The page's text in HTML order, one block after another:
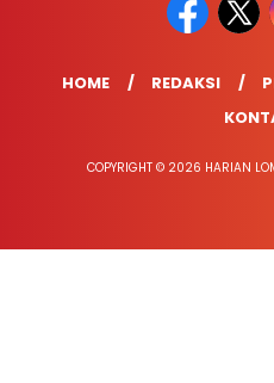
HOME REDAKSI
COPYRIGHT © 2026 HARIAN